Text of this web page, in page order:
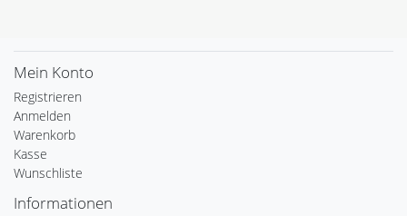
Mein Konto
Registrieren
Anmelden
Warenkorb
Kasse
Wunschliste
Informationen